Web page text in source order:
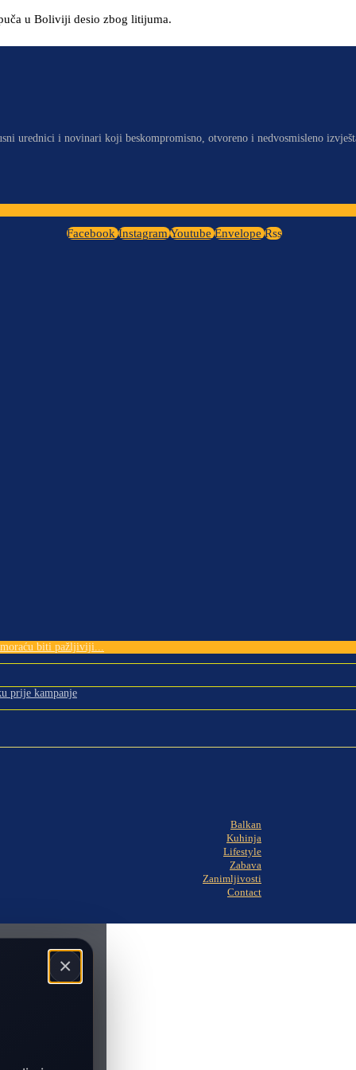
u Boliviji desio zbog litijuma.
urednici i novinari koji beskompromisno, otvoreno i nedvosmisleno
Facebook Instagram Youtube Envelope Rss
biti pažljiviji...
prije kampanje
Balkan
Kuhinja
Lifestyle
Zabava
Zanimljivosti
Contact
×